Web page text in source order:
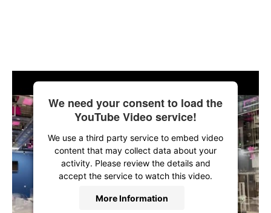
We need your consent to load the
YouTube Video service!
We use a third party service to embed video
content that may collect data about your
activity. Please review the details and
accept the service to watch this video.
More Information